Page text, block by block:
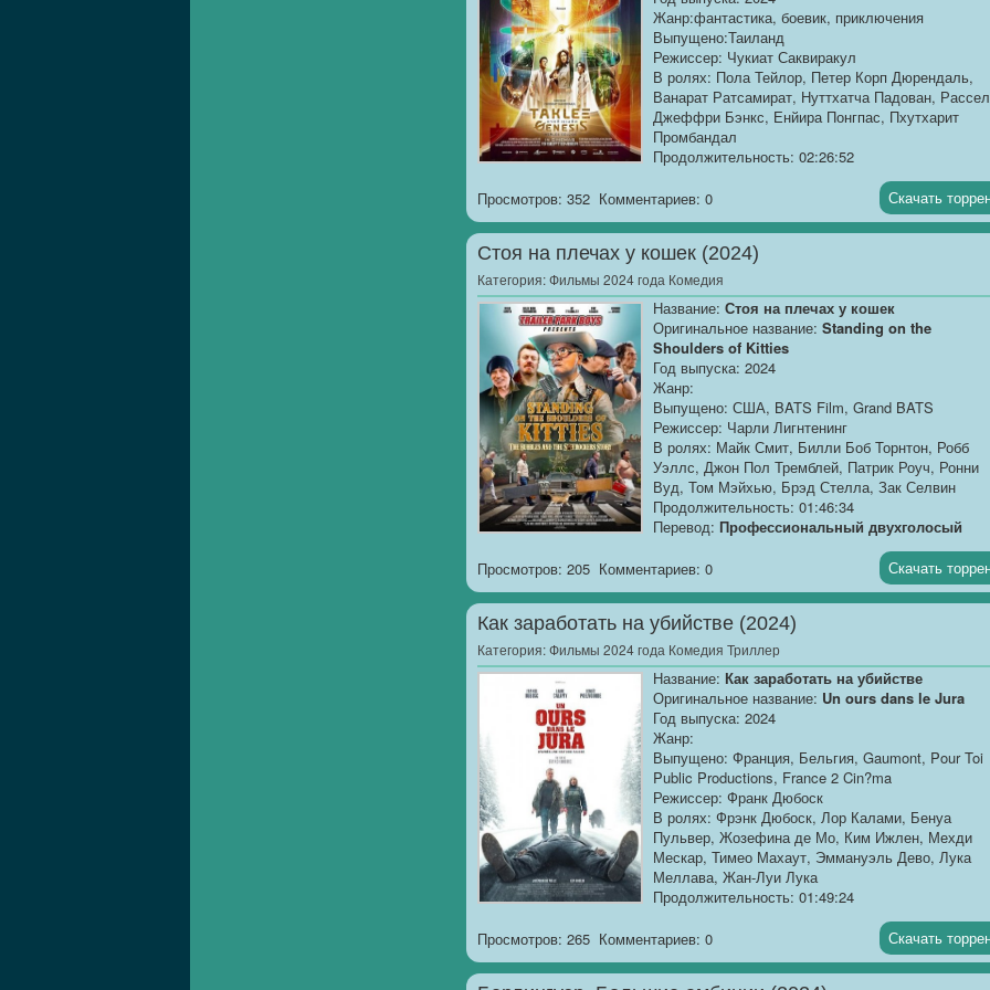
Жанр:фантастика, боевик, приключения
Выпущено:Таиланд
Режиссер: Чукиат Саквиракул
В ролях: Пола Тейлор, Петер Корп Дюрендаль,
Ванарат Ратсамират, Нуттхатча Падован,
Джеффри Бэнкс, Енйира Понгпас, Пхутхарит
Промбандал
Продолжительность: 02:26:52
Профессиональный многоголосый
[@MUZOBOZ@]
Качество:WEB-DLRip
Размер:2.05 GB
Стэллу преследует загадочное исчезновение
случившееся 30 лет назад. Она возвращается в
родной город, чтобы ухаживать за больной
матерью. Однажды ночью её отец вышел на связь
через старое радио. Теперь Стэлле предстоит
отправиться в путешествие во времени, чтобы
вернуть его, активировав устройство Тахли
Генезис.
Просмотров: 352 Комментариев: 0 Скачать
Стоя на плечах у кошек (2024)
Категория:Фильмы 2024 года Комедия
Название: Стоя на плечах у кошек
Оригинальное название: Standing on the
Shoulders of Kitties
Год выпуска: 2024
Жанр:
Выпущено: США, BATS Film, Grand BATS
Режиссер: Чарли Лигнтенинг
В ролях: Майк Смит, Билли Боб Торнтон, Робб
Уэллс, Джон Пол Тремблей, Патрик Роуч, Ронни
Вуд, Том Мэйхью, Брэд Стелла, Зак Селвин
Продолжительность: 01:46:34
Перевод: Профессиональный двухголосый
Размер:1.37 GB
"Баблз" и "Говнорокеры"...
Просмотров: 205 Комментариев: 0 Скачать
Как заработать на убийстве (2024)
Категория:Фильмы 2024 года Комедия Триллер
Название: Как заработать на убийстве
Оригинальное название: Un ours dans le Jura
Год выпуска: 2024
Жанр:
Выпущено: Франция, Бельгия, Gaumont, Pour Toi
Public Productions, France 2 Cin?ma
Режиссер: Франк Дюбоск
В ролях: Фрэнк Дюбоск, Лор Калами, Бенуа
Пульвер, Жозефина де Мо, Ким Ижлен, Мехди
Мескар, Тимео Махаут, Эммануэль Дево, Лука
Меллава, Жан-Луи Лука
Продолжительность: 01:49:24
Профессиональный многоголосый
["Синема УС"]
Качество:TS
Просмотров: 265 Комментариев: 0 Скачать